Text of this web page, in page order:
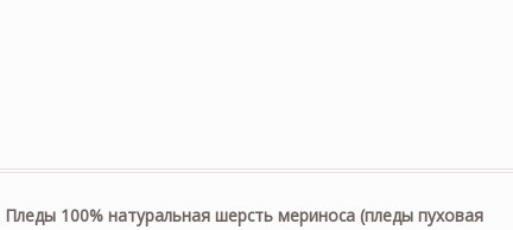
Пледы 100% натуральная шерсть мериноса (пледы пуховая